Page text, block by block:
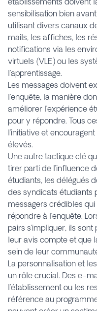
sensibilisation bien
utilisant divers canaux
mails, les affiches, les
notifications via les
virtuels (VLE) ou les
l’apprentissage.
Les messages doivent
l’enquête, la manière
améliorer l’expérience
pour y répondre. Tous
l’initiative et
élevés.
Une autre tactique clé
tirer parti de l’influence
étudiants, les délégués
des syndicats étudiants
messagers crédibles
répondre à l’enquête.
pairs s’impliquer, ils
leur avis compte et que
sein de leur
La personnalisation et
un rôle crucial. Des e-
l’établissement ou les
référence au